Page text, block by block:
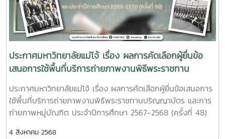
ประกาศมหาวิทยาลัยแม่โจ้ เรื่อง ผลการคัดเลือกผู้ยื่นข้อ
เสนอการใช้พื้นที่บริการถ่ายภาพงานพิธีพระราชทาน
ปริญญาบัตร และการถ่ายภาพหมู่บัณฑิต ประจำปีการ
ศึกษา 2567-2568 (ครั้งที่ 48) ประจำปีการศึกษา 2568-
2569 (ครั้งที่ 49) และประจำปีการศึกษา 2569-2570 (ครั้ง
ประกาศมหาวิทยาลัยแม่โจ้ เรื่อง ผลการคัดเลือกผู้ยื่นข้อเสนอการ
ใช้พื้นที่บริการถ่ายภาพงานพิธีพระราชทานปริญญาบัตร และการ
ถ่ายภาพหมู่บัณฑิต ประจำปีการศึกษา 2567-2568 (ครั้งที่ 48)
2569-2570 (ครั้งที่ 50)
4 สิงหาคม 2568